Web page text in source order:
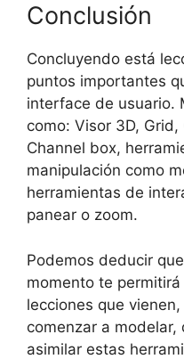
Conclusión
Concluyendo está
puntos importantes
interface de usuario.
como: Visor 3D,
Channel box,
manipulación como
herramientas de
panear o zoom.
Podemos deducir
momento te
lecciones que
comenzar a
asimilar estas